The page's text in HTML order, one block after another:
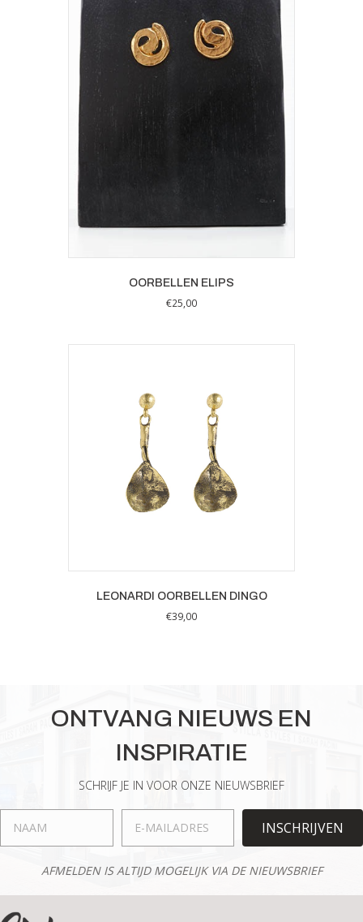
OORBELLEN ELIPS
€25,00
LEONARDI OORBELLEN DINGO
€39,00
ONTVANG NIEUWS EN
INSPIRATIE
SCHRIJF JE IN VOOR ONZE NIEUWSBRIEF
INSCHRIJVEN
AFMELDEN IS ALTIJD MOGELIJK VIA DE NIEUWSBRIEF